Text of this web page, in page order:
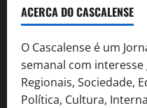
ACERCA DO CASCALENSE
O Cascalense é um
semanal com interesse
Regionais, Sociedade,
Política, Cultura,